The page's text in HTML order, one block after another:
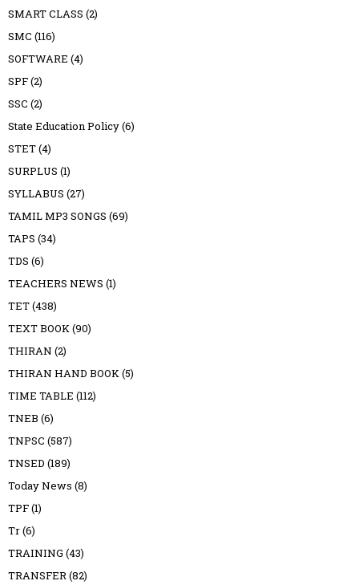
SMART CLASS (2)
SMC (116)
SOFTWARE (4)
SPF(2)
SSC (2)
State Education Policy(6)
STET(4)
SURPLUS (1)
SYLLABUS (27)
TAMIL MP3 SONGS (69)
TAPS (34)
TDS (6)
TEACHERS NEWS (1)
TET(438)
TEXT BOOK(90)
THIRAN (2)
THIRAN HAND BOOK(5)
TIME TABLE (112)
TNEB (6)
TNPSC (587)
TNSED (189)
Today News (8)
TPF(1)
Tr(6)
TRAINING (43)
TRANSFER(82)